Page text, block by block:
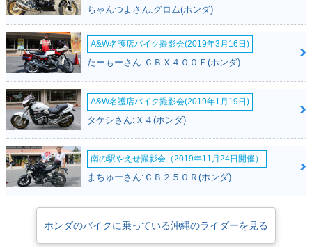
2017年 Dio 110・
カラーチェンジ
フルモデルチェンジ
カラーチェンジ
2011年 Dio 110・
新登場
Breeze 110
ちゃんつよさん:グロム(ホンダ)
A&W名護店バイク撮影会(2019年3月16日)
たーもーさん:ＣＢＸ４００Ｆ(ホンダ)
A&W名護店バイク撮影会(2019年1月19日)
タケシさん:Ｘ４(ホンダ)
南の駅やえせ撮影会（2019年11月24日開催）
まちゅーさん:ＣＢ２５０Ｒ(ホンダ)
ホンダのバイクに乗っている沖縄のライダーを見る